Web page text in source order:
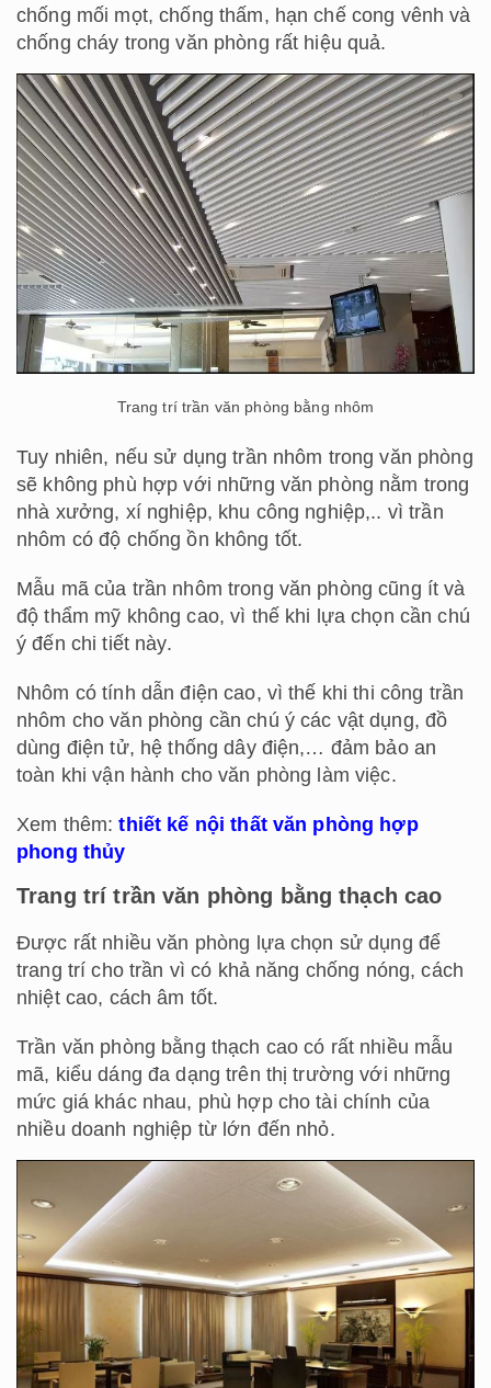
chống mối mọt, chống thấm, hạn chế cong vênh và
chống cháy trong văn phòng rất hiệu quả.
Trang trí trần văn phòng bằng nhôm
Tuy nhiên, nếu sử dụng trần nhôm trong văn phòng
sẽ không phù hợp với những văn phòng nằm trong
nhà xưởng, xí nghiệp, khu công nghiệp,.. vì trần
nhôm có độ chống ồn không tốt.
Mẫu mã của trần nhôm trong văn phòng cũng ít và
độ thẩm mỹ không cao, vì thế khi lựa chọn cần chú
ý đến chi tiết này.
Nhôm có tính dẫn điện cao, vì thế khi thi công trần
nhôm cho văn phòng cần chú ý các vật dụng, đồ
dùng điện tử, hệ thống dây điện,… đảm bảo an
toàn khi vận hành cho văn phòng làm việc.
Xem thêm:thiết kế nội thất văn phòng hợp
phong thủy
Trang trí trần văn phòng bằng thạch cao
Được rất nhiều văn phòng lựa chọn sử dụng để
trang trí cho trần vì có khả năng chống nóng, cách
nhiệt cao, cách âm tốt.
Trần văn phòng bằng thạch cao có rất nhiều mẫu
mã, kiểu dáng đa dạng trên thị trường với những
mức giá khác nhau, phù hợp cho tài chính của
nhiều doanh nghiệp từ lớn đến nhỏ.